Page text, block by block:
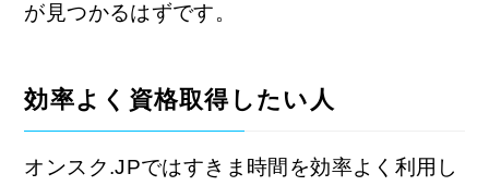
が見つかるはずです。
効率よく資格取得したい人
オンスク.JPではすきま時間を効率よく利用し